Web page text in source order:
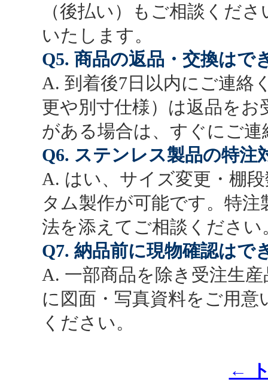
（後払い）もご相談くだ
いたします。
Q5. 商品の返品・交換はで
A. 到着後7日以内にご連絡
更や別寸仕様）は返品を
がある場合は、すぐにご
Q6. ステンレス製品の特注
A. はい、サイズ変更・棚
タム製作が可能です。特
法を添えてご相談ください
Q7. 納品前に現物確認はで
A. 一部商品を除き受注生
に図面・写真資料をご用
ください。
←